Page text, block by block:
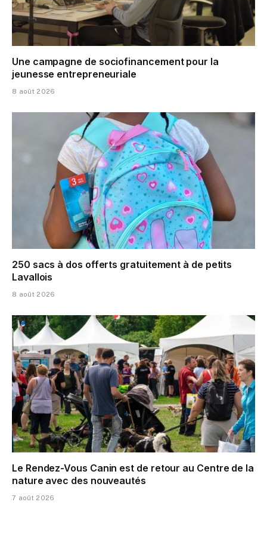
Une campagne de sociofinancement pour la
jeunesse entrepreneuriale
8 août 2026
250 sacs à dos offerts gratuitement à de petits
Lavallois
8 août 2026
Le Rendez-Vous Canin est de retour au Centre de la
nature avec des nouveautés
7 août 2026